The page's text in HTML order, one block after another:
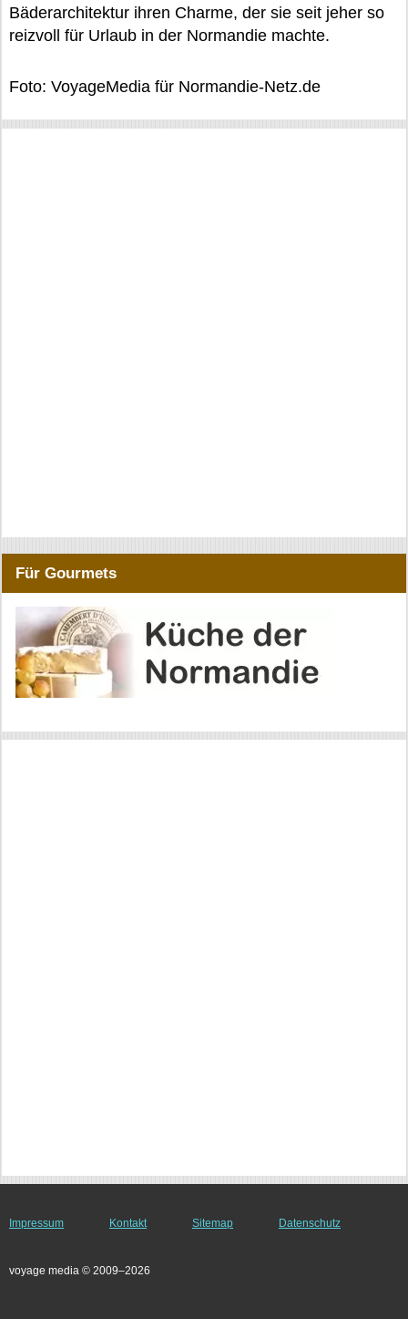
Bäderarchitektur ihren Charme, der sie seit jeher so
reizvoll für Urlaub in der Normandie machte.
Foto: VoyageMedia für Normandie-Netz.de
Für Gourmets
Impressum Kontakt Sitemap Datenschutz
voyage media © 2009–2026